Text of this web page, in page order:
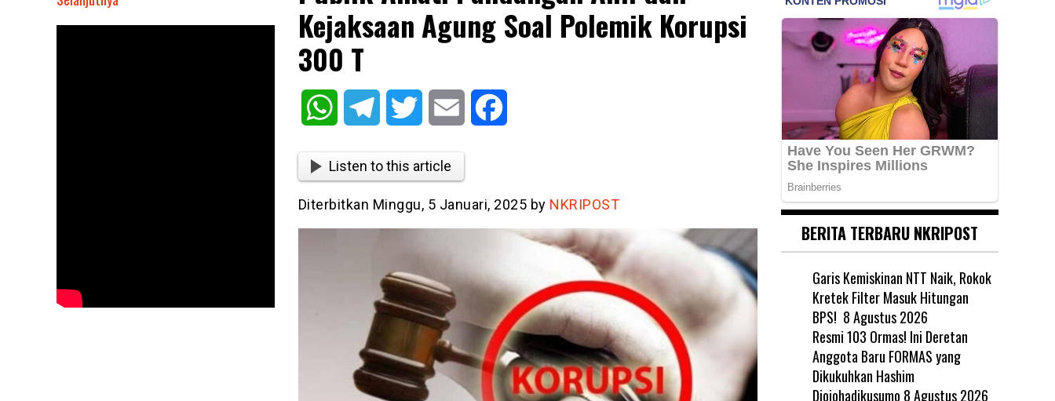
Kejaksaan Agung Soal Polemik Korupsi
300 T
WhatsAppTelegram Twitter Email
Listen to this article
Diterbitkan Minggu, 5 Januari, 2025 by NKRIPOST
BERITA TERBARU NKRIPOST
Garis Kemiskinan NTT Naik, Rokok
Kretek Filter Masuk Hitungan
BPS! 8 Agustus 2026
Resmi 103 Ormas! Ini Deretan
Anggota Baru FORMAS yang
Dikukuhkan Hashim
Djojohadikusumo 8 Agustus 2026